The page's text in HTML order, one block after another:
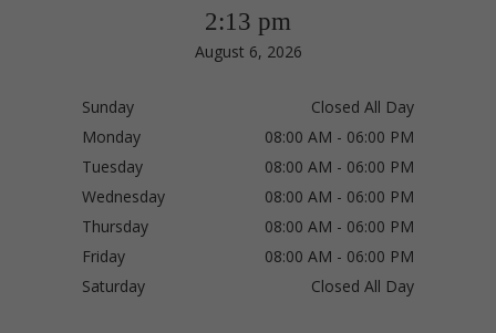
2:13 pm
August 6, 2026
Sunday
Closed All Day
Monday
08:00 AM - 06:00 PM
Tuesday
08:00 AM - 06:00 PM
Wednesday
08:00 AM - 06:00 PM
Thursday
08:00 AM - 06:00 PM
Friday
08:00 AM - 06:00 PM
Saturday
Closed All Day